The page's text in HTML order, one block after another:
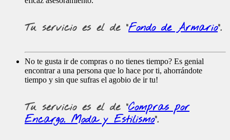
Tu servicio es el de "Fondo de Armario".
No te gusta ir de compras o no tienes tiempo? Es genial
encontrar a una persona que lo hace por ti, ahorrándote
tiempo y sin que sufras el agobio de ir tu!
Tu servicio es el de "Compras por
Encargo. Moda y Estilismo".